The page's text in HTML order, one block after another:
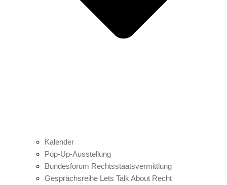
Kalender
Pop-Up-Ausstellung
Bundesforum Rechtsstaatsvermittlung
Gesprächsreihe Lets Talk About Recht